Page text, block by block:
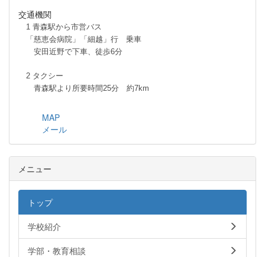
交通機関
1 青森駅から市営バス
「慈恵会病院」「細越」行 乗車
安田近野で下車、徒歩6分
2 タクシー
青森駅より所要時間25分 約7km
MAP
メール
メニュー
トップ
学校紹介
学部・教育相談